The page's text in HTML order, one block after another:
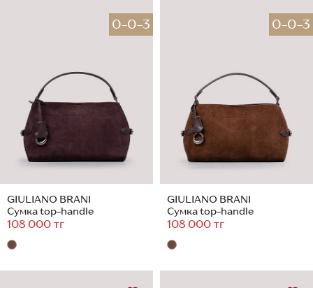
0-0-3
GIULIANO BRANI
Сумка top-handle
108 000 тг
0-0-3
GIULIANO BRANI
Сумка top-handle
108 000 тг